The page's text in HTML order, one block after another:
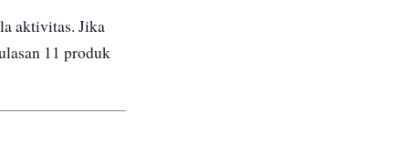
aktivitas. Jika
11 produk